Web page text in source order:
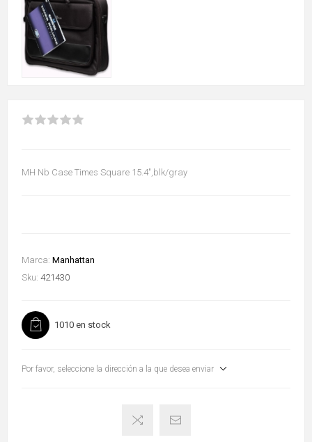
MH Nb Case Times Square 15.4",blk/gray
Marca: Manhattan
Sku: 421430
1010 en stock
Por favor, seleccione la dirección a la que desea enviar